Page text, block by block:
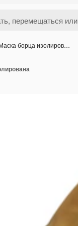
борца изолиров…